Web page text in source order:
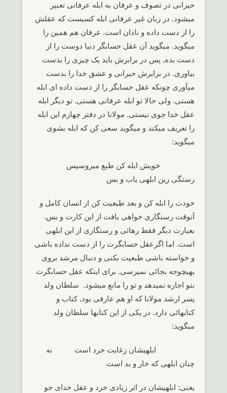
حیرانی در تصوف و عرفان به ابله عرفانی تعبیر
میشود. در زبان غیر عرفانی ابله کسیست که عقلش
را از دست داده و نادان است. عرفان هم همین را
میگوید. میگوید آن عقل حسابگر دنیا دوست را از
دست بده, پس در برابرش باید یک چیزی را بدست
بیاوری. در برابرش حیرانی و عشق خدا را بدست
میآوری چونکه عقل حسابگر را از دست داده ای ابله
هستی. ولی حالا تو ابله عرفانی هستی. تو دیگر ابله
عقل خدا جوی نیستی. مولانا در دفتر چهارم این ابله
را تعریف میکند و میگوید سعی کن که ابله بشوی
میگوید:
خویش ابله کن طبع میروسپس
رستگی زین ابلهی یاب و بس
خودت را ابله کن و بعد طبعیت کن از انسان کامل و
آنوقت رستگاری خواهی یافت از این کارت و بس.
بعبارت دیگر فقط رهائی و رستگاری از این ابلهی
است. اما اگرعقل حسابگرت را از دست نداده باشی
و خواسته باشی طبعیت بکنی و دنبال مرشد بروی
بهیچوجه بجائی نمیرسی. برای اینکه عقل حسابگرت
بتو اجازه نمیدهد و تو را مانع میشود. سلطان ولد
پسر ارشد مولانا که او هم عارفی بود, کتاب و
کتابهائی دارد. در یکی از این کتابها سلطان ولد
میگوید:
ابلهیشان زغایت خرد است نه
چنان ابلهی که خار و بد است
یعنی: ابلهیشان در اثر زیادی خرد و عقل خدای جو